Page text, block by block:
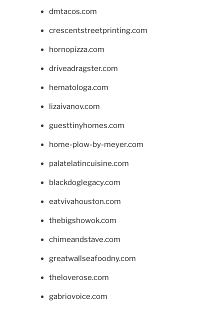
dmtacos.com
crescentstreetprinting.com
hornopizza.com
driveadragster.com
hematologa.com
lizaivanov.com
guesttinyhomes.com
home-plow-by-meyer.com
palatelatincuisine.com
blackdoglegacy.com
eatvivahouston.com
thebigshowok.com
chimeandstave.com
greatwallseafoodny.com
theloverose.com
gabriovoice.com